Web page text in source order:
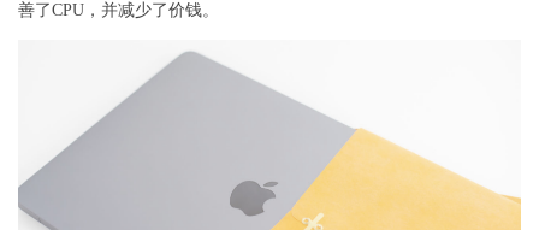
善了CPU，并减少了价钱。